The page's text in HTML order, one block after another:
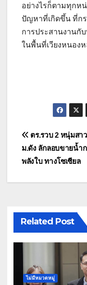
อย่างไรก็ตามทุกห
ปัญหาที่เกิดขึ้น ที่ก
การประสานงานกั
ในพื้นที่เวียงหนอง
แนะแนว
เรื่อง
ตร.รวบ 2 หนุ่มสา
ม.ดัง ลักลอบขายน้ำ
พลังใบ ทางโซเซียล
Related Post
ไม่มีหมวดหมู่